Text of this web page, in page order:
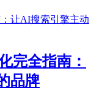
完全指南：
品牌